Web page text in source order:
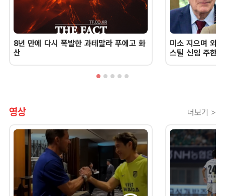
8년 만에 다시 폭발한 과테말라 푸에고 화
산
미소 지으며 외
스틸 신임 주한
영상 더보기 >